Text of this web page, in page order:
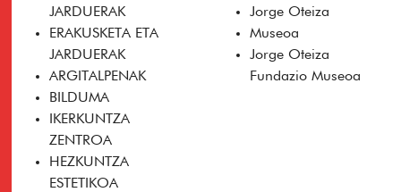
JARDUERAK
ERAKUSKETA ETA
JARDUERAK
ARGITALPENAK
BILDUMA
IKERKUNTZA
ZENTROA
HEZKUNTZA
ESTETIKOA
Jorge Oteiza
Museoa
Jorge Oteiza
Fundazio Museoa